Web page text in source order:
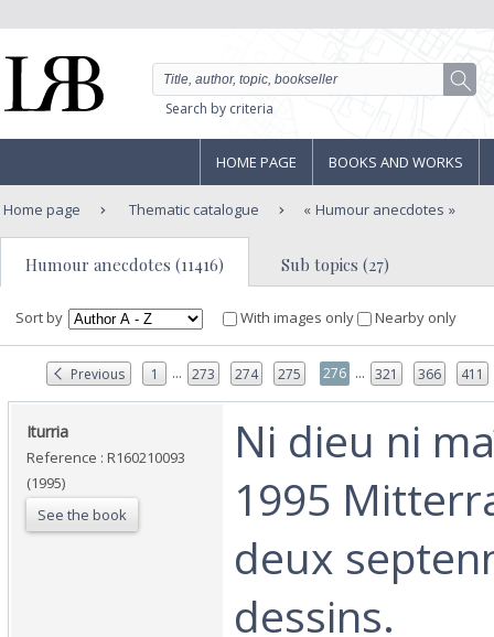
Search by criteria
HOME PAGE BOOKS AND WORKS
Home page Thematic catalogue Humour anecdotes
Humour anecdotes (11416) Sub topics (27)
Sort by With images only Nearby only
Previous 1 ... 273 274 275 276 ... 321 366 411
‎Iturria‎
Reference : R160210093
(1995)
See the book
‎Ni dieu ni
1995
deux
dessins.‎